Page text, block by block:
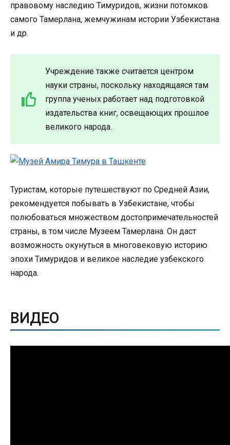
правовому наследию Тимуридов, жизни потомков
самого Тамерлана, жемчужинам истории Узбекистана
и др.
Учреждение также считается центром
науки страны, поскольку находящаяся там
группа ученых работает над подготовкой
издательства книг, освещающих прошлое
великого народа.
Туристам, которые путешествуют по Средней Азии,
рекомендуется побывать в Узбекистане, чтобы
полюбоваться множеством достопримечательностей
страны, в том числе Музеем Тамерлана. Он даст
возможность окунуться в многовековую историю
эпохи Тимуридов и великое наследие узбекского
народа.
ВИДЕО